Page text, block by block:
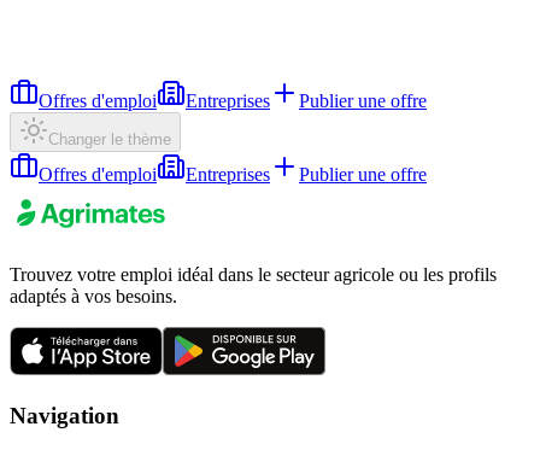
Offres d'emploi Entreprises Publier une offre
Changer le thème
Offres d'emploi Entreprises Publier une offre
Trouvez votre emploi idéal dans le secteur agricole ou les profils
adaptés à vos besoins.
Navigation